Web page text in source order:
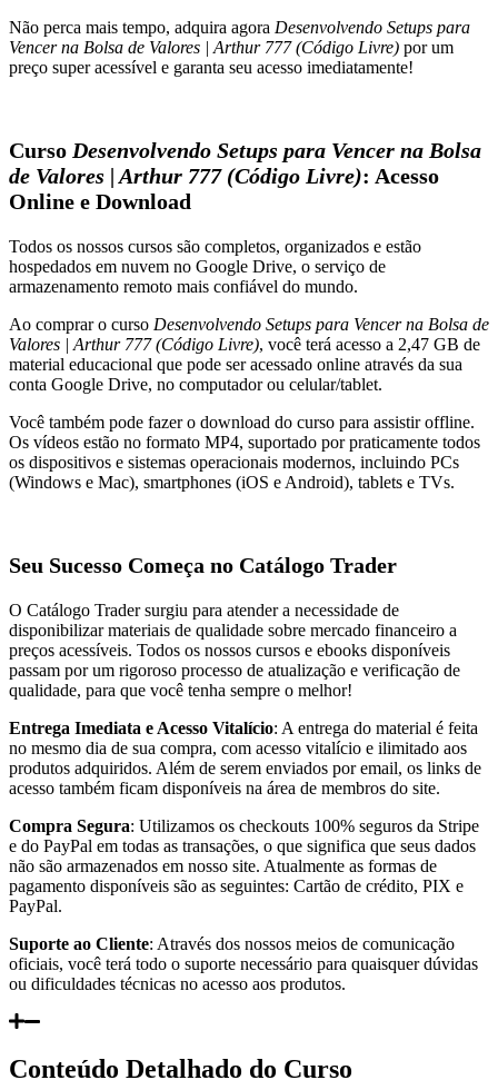
Não perca mais tempo, adquira agora Desenvolvendo Setups para
Vencer na Bolsa de Valores | Arthur 777 (Código Livre) por um
preço super acessível e garanta seu acesso imediatamente!
Curso Desenvolvendo Setups para Vencer na Bolsa
de Valores | Arthur 777 (Código Livre): Acesso
Online e Download
Todos os nossos cursos são completos, organizados e estão
hospedados em nuvem no Google Drive, o serviço de
armazenamento remoto mais confiável do mundo.
Ao comprar o curso Desenvolvendo Setups para Vencer na Bolsa de
Valores | Arthur 777 (Código Livre), você terá acesso a 2,47 GB de
material educacional que pode ser acessado online através da sua
conta Google Drive, no computador ou celular/tablet.
Você também pode fazer o download do curso para assistir offline.
Os vídeos estão no formato MP4, suportado por praticamente todos
os dispositivos e sistemas operacionais modernos, incluindo PCs
(Windows e Mac), smartphones (iOS e Android), tablets e TVs.
Seu Sucesso Começa no Catálogo Trader
O Catálogo Trader surgiu para atender a necessidade de
disponibilizar materiais de qualidade sobre mercado financeiro a
preços acessíveis. Todos os nossos cursos e ebooks disponíveis
passam por um rigoroso processo de atualização e verificação de
qualidade, para que você tenha sempre o melhor!
Entrega Imediata e Acesso Vitalício: A entrega do material é feita
no mesmo dia de sua compra, com acesso vitalício e ilimitado aos
produtos adquiridos. Além de serem enviados por email, os links de
acesso também ficam disponíveis na área de membros do site.
Compra Segura: Utilizamos os checkouts 100% seguros da Stripe
e do PayPal em todas as transações, o que significa que seus dados
não são armazenados em nosso site. Atualmente as formas de
pagamento disponíveis são as seguintes: Cartão de crédito, PIX e
PayPal.
Suporte ao Cliente: Através dos nossos meios de comunicação
oficiais, você terá todo o suporte necessário para quaisquer dúvidas
ou dificuldades técnicas no acesso aos produtos.
Conteúdo Detalhado do Curso